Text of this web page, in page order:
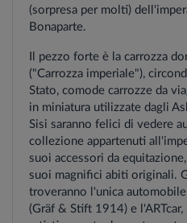
(sorpresa per molti)
Bonaparte.
Il pezzo forte è la carrozza
("Carrozza imperiale"),
Stato, comode carrozze da
in miniatura utilizzate dagli
Sisi saranno felici di vedere
collezione appartenuti
suoi accessori da
suoi magnifici abiti originali.
troveranno l'unica
(Gräf & Stift 1914) e l'ARTcar,